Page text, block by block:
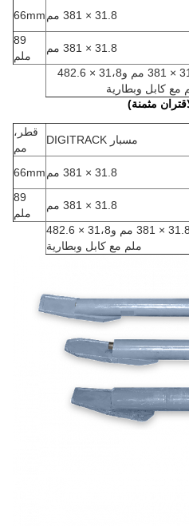
31.8 × 381 مم
66mm
31.8 × 381 مم
89
ملم
31.8 × 381 مم و31،8 × 482.6
مع كابل وبطارية
مثمنة)
مسبار DIGITRACK
قطر،
مم
31.8 × 381 مم
66mm
31.8 × 381 مم
89
ملم
31.8 × 381 مم و31،8 × 482.6
ملم مع كابل وبطارية